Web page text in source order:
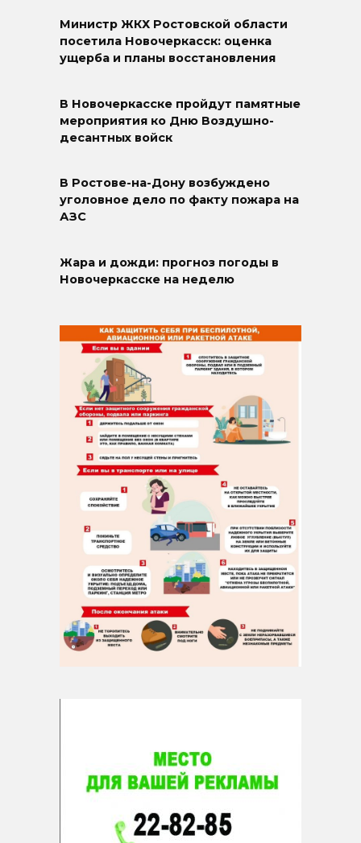
Министр ЖКХ Ростовской области
посетила Новочеркасск: оценка
ущерба и планы восстановления
В Новочеркасске пройдут памятные
мероприятия ко Дню Воздушно-
десантных войск
В Ростове-на-Дону возбуждено
уголовное дело по факту пожара на
АЗС
Жара и дожди: прогноз погоды в
Новочеркасске на неделю